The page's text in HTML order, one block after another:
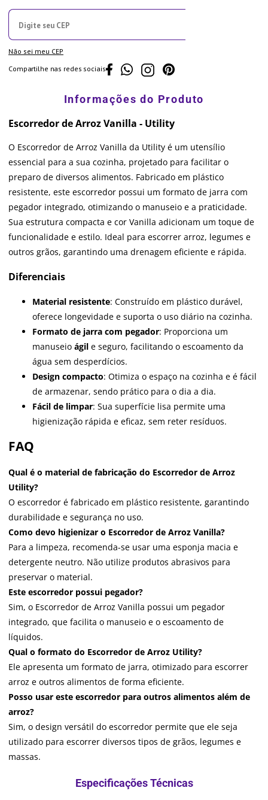
Não sei meu CEP
Compartilhe nas redes sociais
Escorredor de Arroz Vanilla - Utility
O Escorredor de Arroz Vanilla da Utility é um utensílio
essencial para a sua cozinha, projetado para facilitar o
preparo de diversos alimentos. Fabricado em plástico
resistente, este escorredor possui um formato de jarra com
pegador integrado, otimizando o manuseio e a praticidade.
Sua estrutura compacta e cor Vanilla adicionam um toque de
funcionalidade e estilo. Ideal para escorrer arroz, legumes e
outros grãos, garantindo uma drenagem eficiente e rápida.
Diferenciais
Material resistente: Construído em plástico durável,
oferece longevidade e suporta o uso diário na cozinha.
Formato de jarra com pegador: Proporciona um
manuseio ágil e seguro, facilitando o escoamento da
água sem desperdícios.
Design compacto: Otimiza o espaço na cozinha e é fácil
de armazenar, sendo prático para o dia a dia.
Fácil de limpar: Sua superfície lisa permite uma
higienização rápida e eficaz, sem reter resíduos.
FAQ
Qual é o material de fabricação do Escorredor de Arroz
Utility?
O escorredor é fabricado em plástico resistente, garantindo
durabilidade e segurança no uso.
Como devo higienizar o Escorredor de Arroz Vanilla?
Para a limpeza, recomenda-se usar uma esponja macia e
detergente neutro. Não utilize produtos abrasivos para
preservar o material.
Este escorredor possui pegador?
Sim, o Escorredor de Arroz Vanilla possui um pegador
integrado, que facilita o manuseio e o escoamento de
líquidos.
Qual o formato do Escorredor de Arroz Utility?
Ele apresenta um formato de jarra, otimizado para escorrer
arroz e outros alimentos de forma eficiente.
Posso usar este escorredor para outros alimentos além de
arroz?
Sim, o design versátil do escorredor permite que ele seja
utilizado para escorrer diversos tipos de grãos, legumes e
massas.